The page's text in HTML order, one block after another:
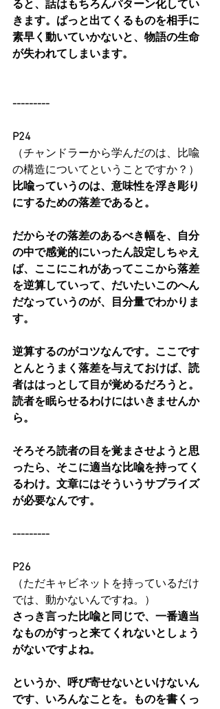
ると、話はもちろんパターン化してい
きます。ぱっと出てくるものを相手に
素早く動いていかないと、物語の生命
が失われてしまいます。
---------
P24
（チャンドラーから学んだのは、比喩
の構造についてということですか？）
比喩っていうのは、意味性を浮き彫り
にするための落差であると。
だからその落差のあるべき幅を、自分
の中で感覚的にいったん設定しちゃえ
ば、ここにこれがあってここから落差
を逆算していって、だいたいこのへん
だなっていうのが、目分量でわかりま
す。
逆算するのがコツなんです。ここです
とんとうまく落差を与えておけば、読
者ははっとして目が覚めるだろうと。
読者を眠らせるわけにはいきませんか
ら。
そろそろ読者の目を覚まさせようと思
ったら、そこに適当な比喩を持ってく
るわけ。文章にはそういうサプライズ
が必要なんです。
---------
P26
（ただキャビネットを持っているだけ
では、動かないんですね。）
さっき言った比喩と同じで、一番適当
なものがすっと来てくれないとしょう
がないですよね。
というか、呼び寄せないといけないん
です、いろんなことを。ものを書くっ